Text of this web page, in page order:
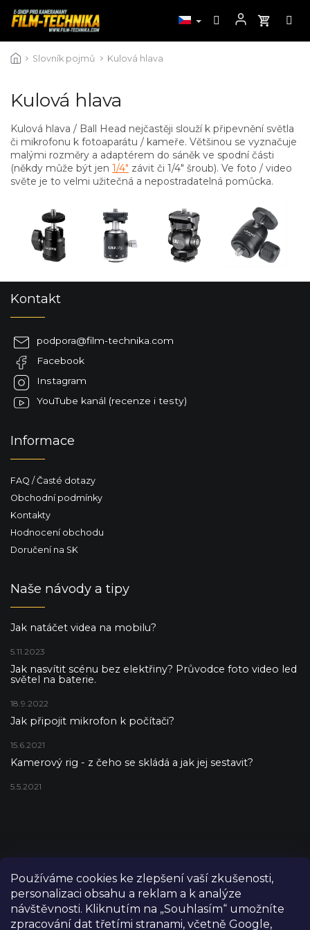
Používáme cookies ke zlepšení vaší zkušenosti,
personalizaci obsahu a reklam a k analýze
návštěvnosti. Kliknutím na „Souhlasím“ umožníte
zpracování dat třetími stranami, včetně Google,
na
Slovník pojmů Kulová hlava
Kulová hlava
Kulová hlava / Ball Head nejčastěji slouží k připevnění světla
či mikrofonu k fotoaparátu / kameře. Většinou se vyznačuje
malými rozměry a adaptérem do sáněk ve spodní části
(někdy může být jen 1/4" závit či 1/4" šroub). Ve foto / video
světe je to velmi užitečná a nepostradatelná pomůcka.
Kontakt
podpora@film-technika.com
Facebook
Instagram
YouTube kanál (recenze i testy)
Informace
FAQ / Časté dotazy
Obchodní podmínky
Kontakty
Hodnocení obchodu
Doručení na SK
Naše návody a tipy
Jak natáčet videa na mobilu?
5.11.2023
Jak nasvítit scénu bez elektřiny? Průvodce foto video led
světel na baterie.
18.9.2022
Jak připojit mikrofon k počítači?
15.6.2021
Kamerový rig - z čeho se skládá a jak jej sestavit?
5.5.2021